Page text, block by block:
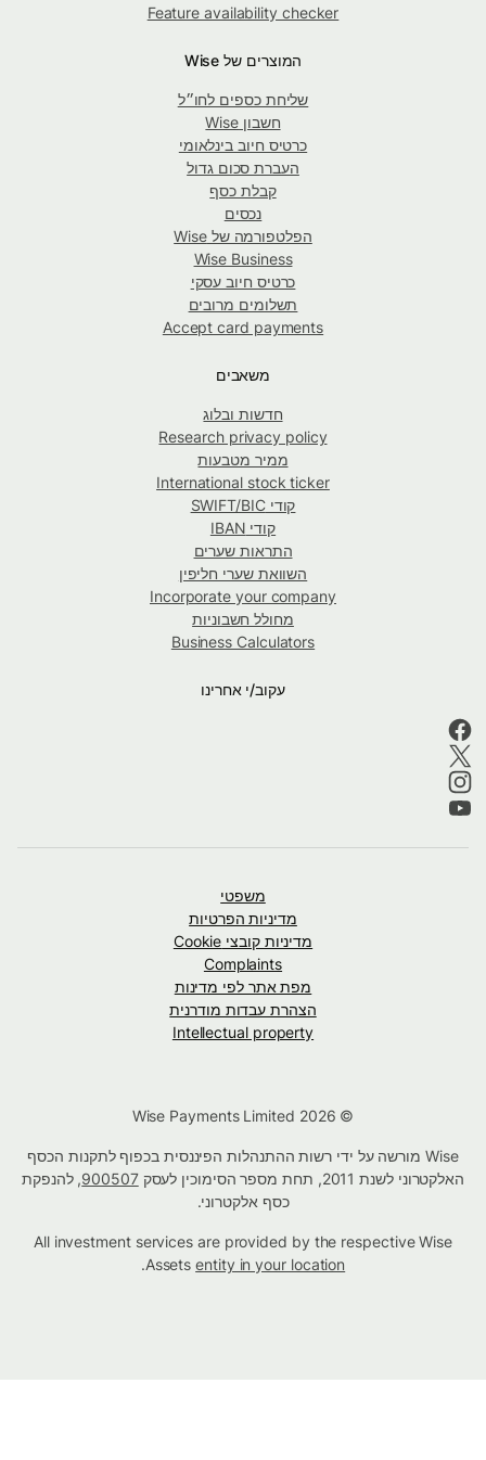
Feature availability checker
המוצרים של Wise
שליחת כספים לחו״ל
חשבון Wise
כרטיס חיוב בינלאומי
העברת סכום גדול
קבלת כסף
נכסים
הפלטפורמה של Wise
Wise Business
כרטיס חיוב עסקי
תשלומים מרובים
Accept card payments
משאבים
חדשות ובלוג
Research privacy policy
ממיר מטבעות
International stock ticker
קודי SWIFT/BIC
קודי IBAN
התראות שערים
השוואת שערי חליפין
Incorporate your company
מחולל חשבוניות
Business Calculators
עקוב/י אחרינו
משפטי
מדיניות הפרטיות
מדיניות קובצי Cookie
Complaints
מפת אתר לפי מדינות
הצהרת עבדות מודרנית
Intellectual property
Wise מורשה על ידי רשות ההתנהלות הפיננסית בכפוף לתקנות הכסף
האלקטרוני לשנת 2011, תחת מספר הסימוכין לעסק
900507, להנפקת
כסף אלקטרוני.
All investment services are provided by the respective Wise
Assetsentity in your location
.